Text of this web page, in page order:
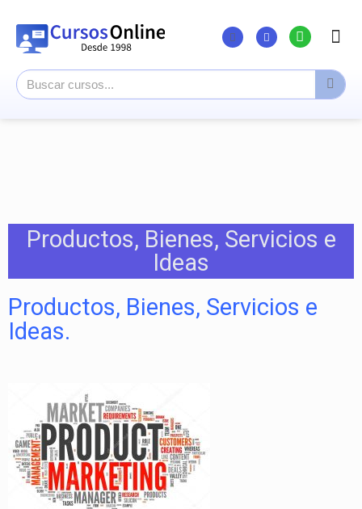
Productos, Bienes, Servicios e
Ideas
Productos, Bienes, Servicios e
Ideas.